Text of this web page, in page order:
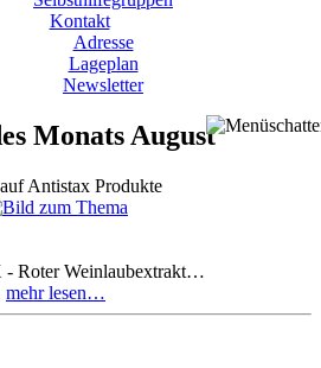
Kontakt
Adresse
Lageplan
Newsletter
Monats August
Antistax Produkte
Roter Weinlaubextrakt…
mehr lesen…